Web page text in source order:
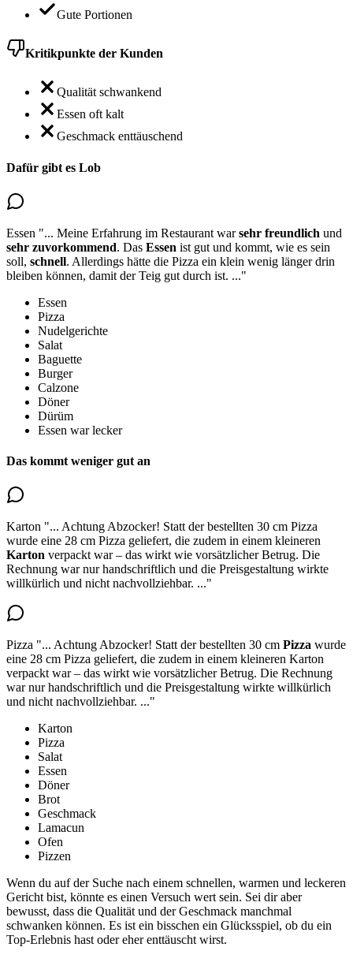
Gute Portionen
Kritikpunkte der Kunden
Qualität schwankend
Essen oft kalt
Geschmack enttäuschend
Dafür gibt es Lob
Essen "... Meine Erfahrung im Restaurant warsehr freundlich und
sehr zuvorkommend. Das Essen ist gut und kommt, wie es sein
soll, schnell. Allerdings hätte die Pizza ein klein wenig länger drin
bleiben können, damit der Teig gut durch ist. ..."
Essen
Pizza
Nudelgerichte
Salat
Baguette
Burger
Calzone
Döner
Dürüm
Essen war lecker
Das kommt weniger gut an
Karton "... Achtung Abzocker! Statt der bestellten 30 cm Pizza
wurde eine 28 cm Pizza geliefert, die zudem in einem kleineren
Karton verpackt war– das wirkt wie vorsätzlicher Betrug. Die
Rechnung war nur handschriftlich und die Preisgestaltung wirkte
willkürlich und nicht nachvollziehbar. ..."
Pizza "... Achtung Abzocker! Statt der bestellten 30 cm Pizza wurde
eine 28 cm Pizza geliefert, die zudem in einem kleineren Karton
verpackt war – das wirkt wie vorsätzlicher Betrug. Die Rechnung
war nur handschriftlich und die Preisgestaltung wirkte willkürlich
und nicht nachvollziehbar. ..."
Karton
Pizza
Salat
Essen
Döner
Brot
Geschmack
Lamacun
Ofen
Pizzen
Wenn du auf der Suche nach einem schnellen, warmen und leckeren
Gericht bist, könnte es einen Versuch wert sein. Sei dir aber
bewusst, dass die Qualität und der Geschmack manchmal
schwanken können. Es ist ein bisschen ein Glücksspiel, ob du ein
Top-Erlebnis hast oder eher enttäuscht wirst.